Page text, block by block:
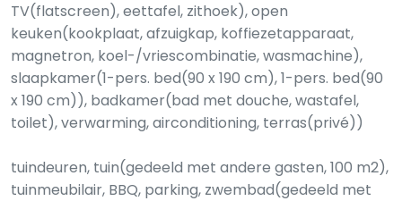
TV(flatscreen), eettafel, zithoek), open
keuken(kookplaat, afzuigkap, koffiezetapparaat,
magnetron, koel-/vriescombinatie, wasmachine),
slaapkamer(1-pers. bed(90 x 190 cm), 1-pers. bed(90
x 190 cm)), badkamer(bad met douche, wastafel,
toilet), verwarming, airconditioning, terras(privé))
tuindeuren, tuin(gedeeld met andere gasten, 100 m2),
tuinmeubilair, BBQ, parking, zwembad(gedeeld met